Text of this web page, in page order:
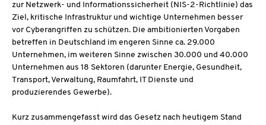
zur Netzwerk- und Informationssicherheit (NIS-2-Richtlinie) das
Ziel, kritische Infrastruktur und wichtige Unternehmen besser
vor Cyberangriffen zu schützen. Die ambitionierten Vorgaben
betreffen in Deutschland im engeren Sinne ca. 29.000
Unternehmen, im weiteren Sinne zwischen 30.000 und 40.000
Unternehmen aus 18 Sektoren (darunter Energie, Gesundheit,
Transport, Verwaltung, Raumfahrt, IT Dienste und
produzierendes Gewerbe).
Kurz zusammengefasst wird das Gesetz nach heutigem Stand